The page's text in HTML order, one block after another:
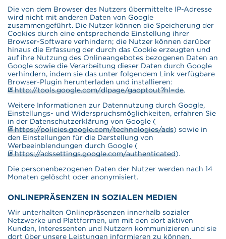
Die von dem Browser des Nutzers übermittelte IP-Adresse
wird nicht mit anderen Daten von Google
zusammengeführt. Die Nutzer können die Speicherung der
Cookies durch eine entsprechende Einstellung ihrer
Browser-Software verhindern; die Nutzer können darüber
hinaus die Erfassung der durch das Cookie erzeugten und
auf ihre Nutzung des Onlineangebotes bezogenen Daten an
Google sowie die Verarbeitung dieser Daten durch Google
verhindern, indem sie das unter folgendem Link verfügbare
Browser-Plugin herunterladen und installieren:
http://tools.google.com/dlpage/gaoptout?hl=de.
Weitere Informationen zur Datennutzung durch Google,
Einstellungs- und Widerspruchsmöglichkeiten, erfahren Sie
in der Datenschutzerklärung von Google (
https://policies.google.com/technologies/ads) sowie in
den Einstellungen für die Darstellung von
Werbeeinblendungen durch Google (
https://adssettings.google.com/authenticated).
Die personenbezogenen Daten der Nutzer werden nach 14
Monaten gelöscht oder anonymisiert.
ONLINEPRÄSENZEN IN SOZIALEN MEDIEN
Wir unterhalten Onlinepräsenzen innerhalb sozialer
Netzwerke und Plattformen, um mit den dort aktiven
Kunden, Interessenten und Nutzern kommunizieren und sie
dort über unsere Leistungen informieren zu können.